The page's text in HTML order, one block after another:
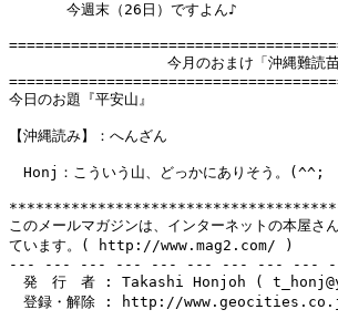
今週末（26日）ですよん♪
今月のおまけ「沖縄難読苗字
今日のお題『平安山』
【沖縄読み】：へんざん
Honj：こういう山、どっかにありそう。(^^;
このメールマガジンは、インターネットの本屋さ
ています。( http://www.mag2.com/ )
--- --- --- --- --- --- --- --- ---
発　行　者 : Takashi Honjoh (
登録・解除 : http://